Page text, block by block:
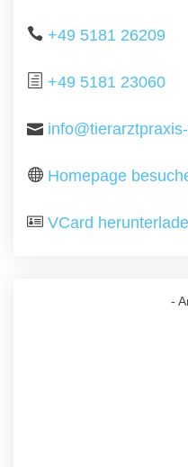
+49 5181 26209
+49 5181 23060
Homepage
VCard
-